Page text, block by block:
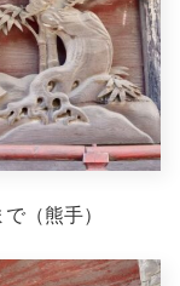
（熊手）